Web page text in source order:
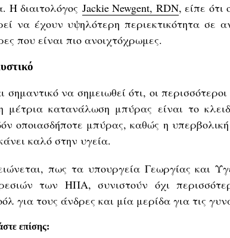
Η διαιτολόγος Jackie Newgent, RDN, είπε ότι
να έχουν υψηλότερη περιεκτικότητα σε
που είναι πιο ανοιχτόχρωμες.
σημαντικό να σημειωθεί ότι, οι περισσότεροι
μέτρια κατανάλωση μπύρας είναι το
οποιασδήποτε μπύρας, καθώς η
καλό στην υγεία.
πως τα υπουργεία Γεωργίας και
των ΗΠΑ, συνιστούν όχι
για τους άνδρες και μία μερίδα για τις
επίσης: